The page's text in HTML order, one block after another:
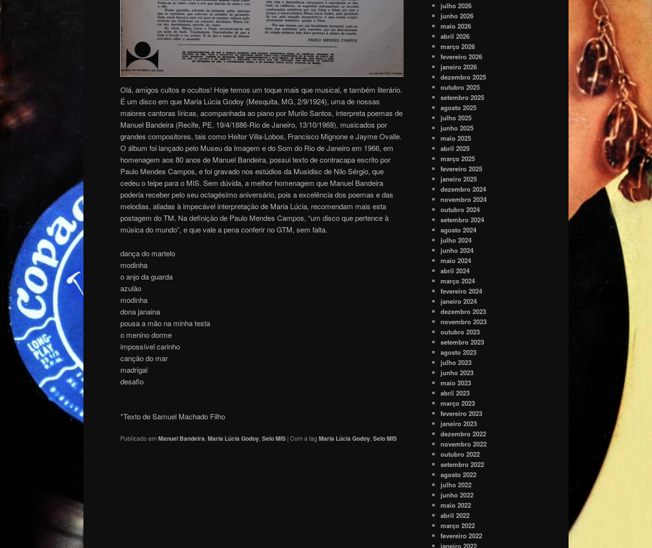
Olá, amigos cultos e ocultos! Hoje temos um toque mais que musical, e também literário.
É um disco em que Maria Lúcia Godoy (Mesquita, MG, 2/9/1924), uma de nossas
maiores cantoras líricas, acompanhada ao piano por Murilo Santos, interpreta poemas de
Manuel Bandeira (Recife, PE, 19/4/1886-Rio de Janeiro, 13/10/1968), musicados por
grandes compositores, tais como Heitor Villa-Lobos, Francisco Mignone e Jayme Ovalle.
O álbum foi lançado pelo Museu da Imagem e do Som do Rio de Janeiro em 1966, em
homenagem aos 80 anos de Manuel Bandeira, possui texto de contracapa escrito por
Paulo Mendes Campos, e foi gravado nos estúdios da Musidisc de Nilo Sérgio, que
cedeu o teipe para o MIS. Sem dúvida, a melhor homenagem que Manuel Bandeira
poderia receber pelo seu octagésimo aniversário, pois a excelência dos poemas e das
melodias, aliadas à impecável interpretação de Maria Lúcia, recomendam mais esta
postagem do TM. Na definição de Paulo Mendes Campos, “um disco que pertence à
música do mundo”, e que vale a pena conferir no GTM, sem falta.
dança do martelo
modinha
o anjo da guarda
azulão
modinha
dona janaina
pousa a mão na minha testa
o menino dorme
impossível carinho
canção do mar
madrigal
desafio
*Texto de Samuel Machado Filho
Publicado em Manuel Bandeira, Maria Lúcia Godoy, Selo MIS | Com a tag Maria Lúcia Godoy, Selo MIS
julho 2026
junho 2026
maio 2026
abril 2026
março 2026
fevereiro 2026
janeiro 2026
dezembro 2025
outubro 2025
setembro 2025
agosto 2025
julho 2025
junho 2025
maio 2025
abril 2025
março 2025
fevereiro 2025
janeiro 2025
dezembro 2024
novembro 2024
outubro 2024
setembro 2024
agosto 2024
julho 2024
junho 2024
maio 2024
abril 2024
março 2024
fevereiro 2024
janeiro 2024
dezembro 2023
novembro 2023
outubro 2023
setembro 2023
agosto 2023
julho 2023
junho 2023
maio 2023
abril 2023
março 2023
fevereiro 2023
janeiro 2023
dezembro 2022
novembro 2022
outubro 2022
setembro 2022
agosto 2022
julho 2022
junho 2022
maio 2022
abril 2022
março 2022
fevereiro 2022
janeiro 2022